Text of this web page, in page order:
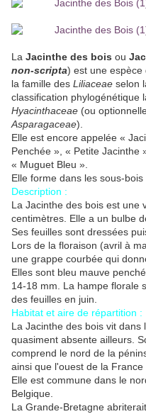
La Jacinthe des bois ou
non-scripta) est une espèce
la famille des Liliaceae selon
classification phylogénétique
Hyacinthaceae (ou
Asparagaceae).
Elle est encore appelée «
Penchée », « Petite Jacinthe
« Muguet Bleu ».
Elle forme dans les sous-
Description :
La Jacinthe des bois est une
centimètres. Elle a un bulbe
Ses feuilles sont dressées
Lors de la floraison (avril à
une grappe courbée qui
Elles sont bleu mauve
14-18 mm . La hampe florale
des feuilles en juin.
Habitat et aire de répartition :
La Jacinthe des bois vit dans
quasiment absente ailleurs.
comprend le nord de la
ainsi que l'ouest de la France
Elle est commune dans le
Belgique.
La Grande-Bretagne